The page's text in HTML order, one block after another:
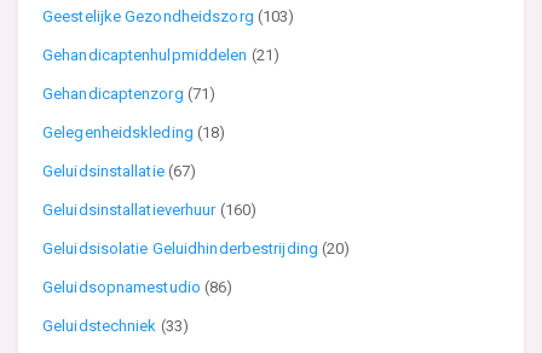
Geestelijke Gezondheidszorg (103)
Gehandicaptenhulpmiddelen (21)
Gehandicaptenzorg (71)
Gelegenheidskleding (18)
Geluidsinstallatie (67)
Geluidsinstallatieverhuur (160)
Geluidsisolatie Geluidhinderbestrijding(20)
Geluidsopnamestudio (86)
Geluidstechniek (33)